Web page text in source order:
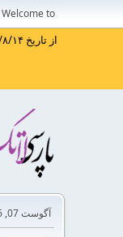
Welcome to
از تاریخ ۱۳۹۳/۸/۱۴ به
آگوست 07, 2026, 04:07:40 بعد از ظهر